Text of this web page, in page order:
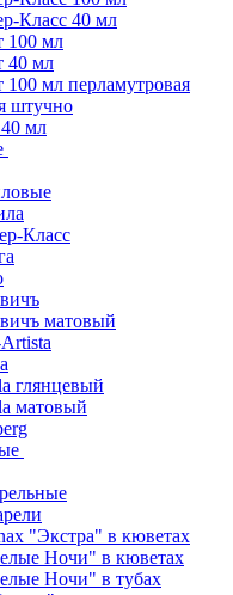
Класс 40 мл
100 мл
40 мл
мл перламутровая
штучно
мл
Класс
матовый
глянцевый
матовый
"Экстра" в кюветах
Ночи" в кюветах
Ночи" в тубах